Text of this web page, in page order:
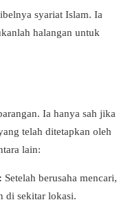
syariat Islam. Ia
halangan untuk
Ia hanya sah jika
telah ditetapkan oleh
lain:
Setelah berusaha mencari,
di sekitar lokasi.